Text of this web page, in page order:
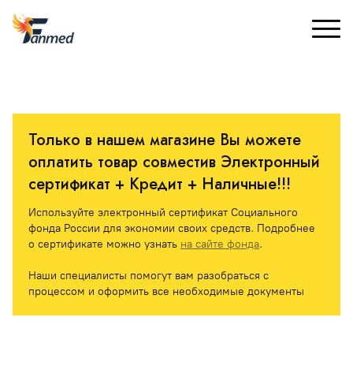
Только в нашем магазине Вы можете
оплатить товар совместив Электронный
сертификат + Кредит + Наличные!!!
Используйте электронный сертификат Социального
фонда России для экономии своих средств. Подробнее
о сертификате можно узнать на сайте фонда.
Наши специалисты помогут вам разобраться с
процессом и оформить все необходимые документы